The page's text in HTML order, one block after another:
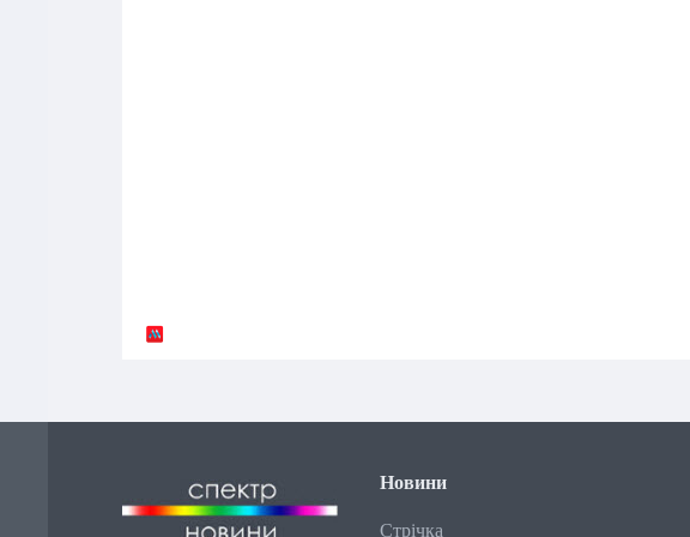
Новини
Стрічка